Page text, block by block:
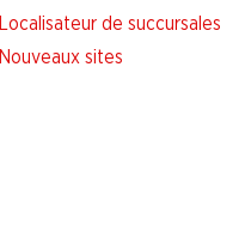
Localisateur de succursales
Nouveaux sites